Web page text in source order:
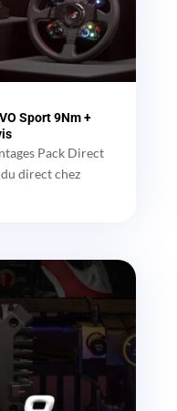
Sport 9Nm +
Pack Direct
direct chez